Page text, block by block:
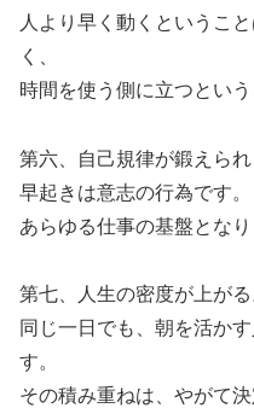
人より早く動くというこ
く、
時間を使う側に立つという
第六、自己規律が鍛えられ
早起きは意志の行為です。
あらゆる仕事の基盤となり
第七、人生の密度が上がる
同じ一日でも、朝を活か
す。
その積み重ねは、やがて